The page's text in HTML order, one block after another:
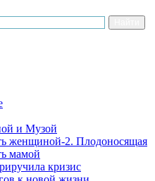
и Музой
женщиной-2. Плодоносящая
мамой
кризис